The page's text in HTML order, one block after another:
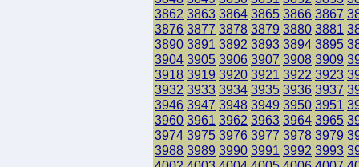
3862 3863 3864 3865 3866 3867
3876 3877 3878 3879 3880 3881
3890 3891 3892 3893 3894 3895
3904 3905 3906 3907 3908 3909
3918 3919 3920 3921 3922 3923
3932 3933 3934 3935 3936 3937
3946 3947 3948 3949 3950 3951
3960 3961 3962 3963 3964 3965
3974 3975 3976 3977 3978 3979
3988 3989 3990 3991 3992 3993